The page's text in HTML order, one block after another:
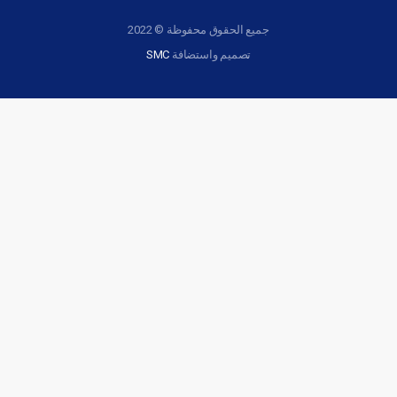
جميع الحقوق محفوظة © 2022
تصميم واستضافة SMC